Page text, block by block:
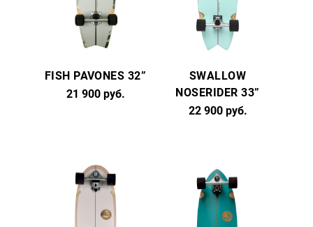
FISH PAVONES 32”
21 900 руб.
SWALLOW
NOSERIDER 33”
22 900 руб.